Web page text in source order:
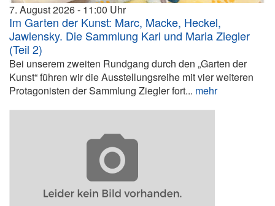
7. August 2026 11:00
Im Garten der Kunst: Marc, Macke, Heckel,
Jawlensky. Die Sammlung Karl und Maria Ziegler
(Teil 2)
Bei unserem zweiten Rundgang durch den „Garten der
Kunst“ führen wir die Ausstellungsreihe mit vier weiteren
Protagonisten der Sammlung Ziegler fort... mehr